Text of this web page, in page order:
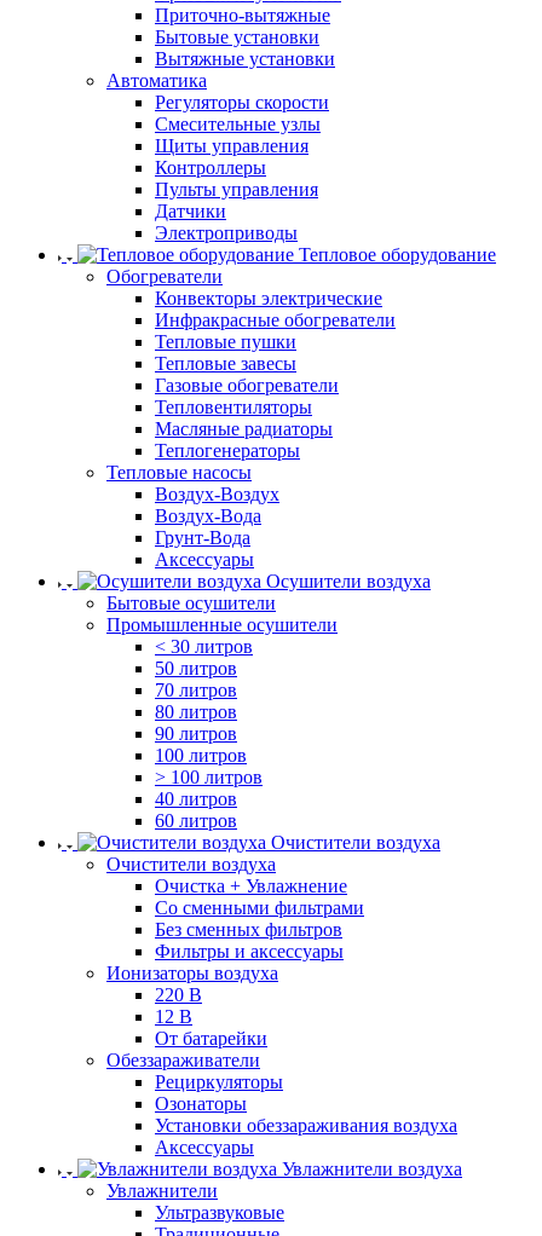
Приточно-вытяжные
Бытовые установки
Вытяжные установки
Автоматика
Регуляторы скорости
Смесительные узлы
Щиты управления
Контроллеры
Пульты управления
Датчики
Электроприводы
Тепловое оборудование
Обогреватели
Конвекторы электрические
Инфракрасные обогреватели
Тепловые пушки
Тепловые завесы
Газовые обогреватели
Тепловентиляторы
Масляные радиаторы
Теплогенераторы
Тепловые насосы
Воздух-Воздух
Воздух-Вода
Грунт-Вода
Аксессуары
Осушители воздуха
Бытовые осушители
Промышленные осушители
< 30 литров
50 литров
70 литров
80 литров
90 литров
100 литров
> 100 литров
40 литров
60 литров
Очистители воздуха
Очистители воздуха
Очистка + Увлажнение
Cо сменными фильтрами
Без сменных фильтров
Фильтры и аксессуары
Ионизаторы воздуха
220 В
12 В
От батарейки
Обеззараживатели
Рециркуляторы
Озонаторы
Установки обеззараживания воздуха
Аксессуары
Увлажнители воздуха
Увлажнители
Ультразвуковые